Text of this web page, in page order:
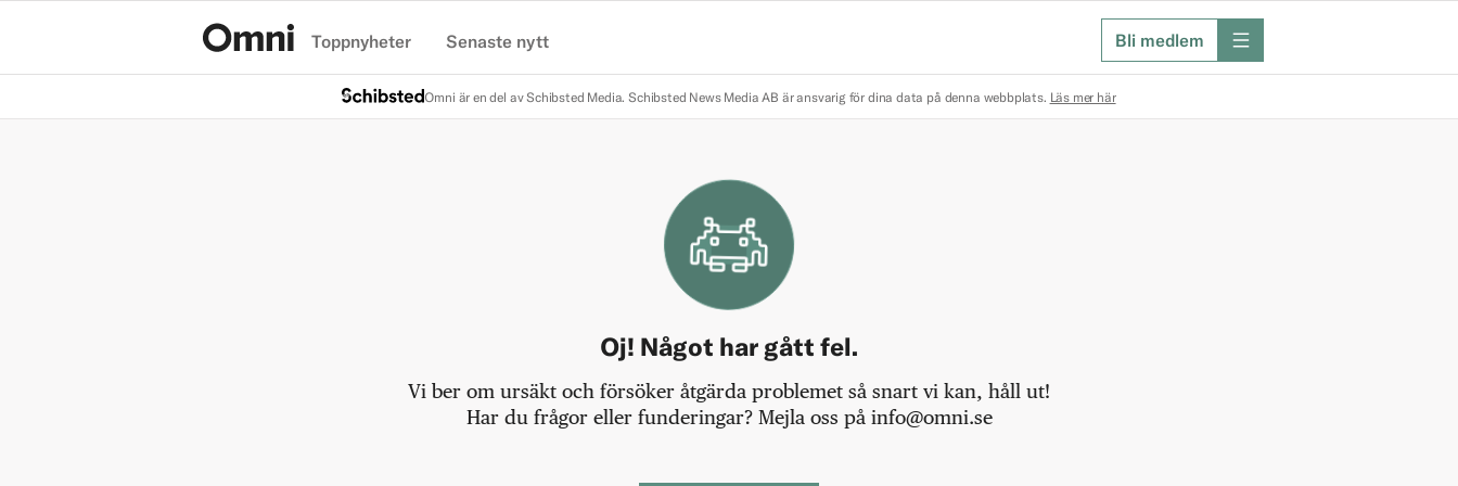
Toppnyheter Senaste nytt Bli medlem meny
Omni är en del av Schibsted Media. Schibsted News Media AB är ansvarig för dina data på denna webbplats. Läs mer här
Oj! Något har gått fel.
Vi ber om ursäkt och försöker åtgärda problemet så snart vi kan, håll ut!
Har du frågor eller funderingar? Mejla oss på info@omni.se